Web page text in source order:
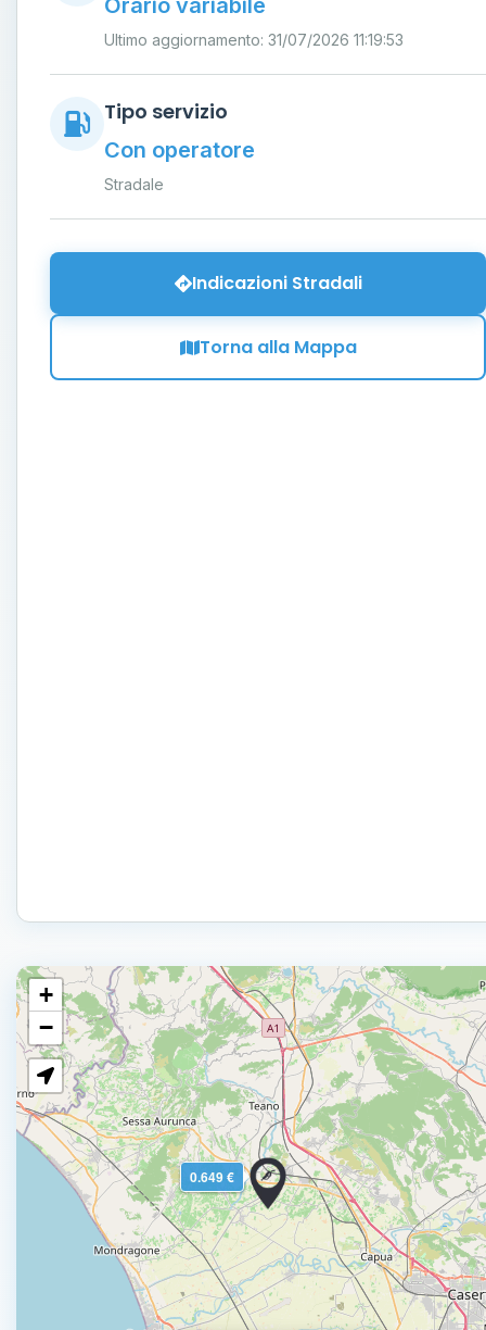
Orario variabile
Ultimo aggiornamento: 31/07/2026 11:19:53
Tipo servizio
Con operatore
Stradale
Indicazioni Stradali
Torna alla Mappa
0.649 €
+
−